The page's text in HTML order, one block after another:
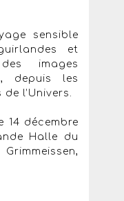
sensible
et
images
depuis les
l’Univers.
14 décembre
Halle du